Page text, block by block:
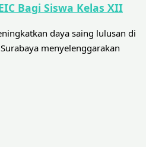
Bagi Siswa Kelas XII
daya saing lulusan di
menyelenggarakan